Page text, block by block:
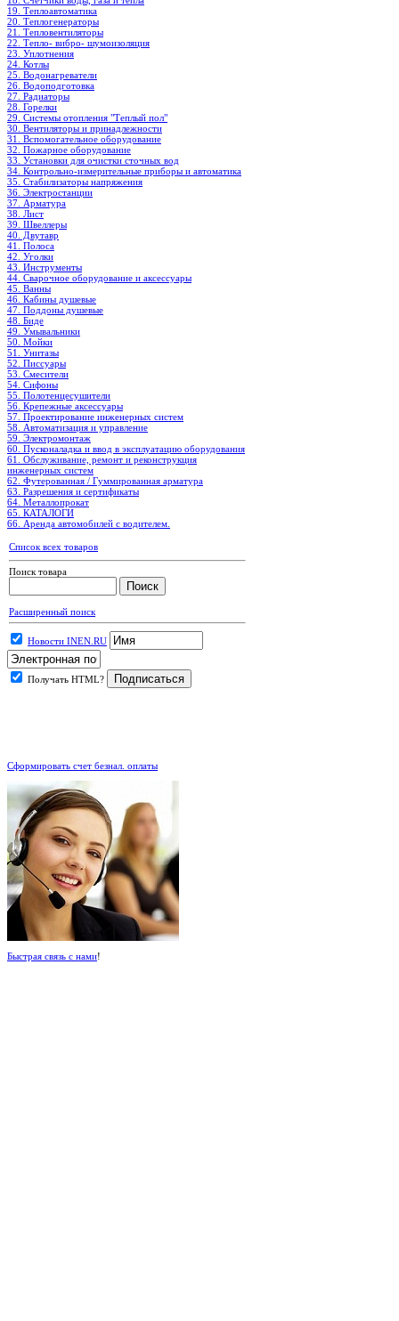
19. Теплоавтоматика
20. Теплогенераторы
21. Тепловентиляторы
22. Тепло- вибро- шумоизоляция
23. Уплотнения
24. Котлы
25. Водонагреватели
26. Водоподготовка
27. Радиаторы
28. Горелки
29. Системы отопления "Теплый пол"
30. Вентиляторы и принадлежности
31. Вспомогательное оборудование
32. Пожарное оборудование
33. Установки для очистки сточных вод
34. Контрольно-измерительные приборы и автоматика
35. Стабилизаторы напряжения
36. Электростанции
37. Арматура
38. Лист
39. Швеллеры
40. Двутавр
41. Полоса
42. Уголки
43. Инструменты
44. Сварочное оборудование и аксессуары
45. Ванны
46. Кабины душевые
47. Поддоны душевые
48. Биде
49. Умывальники
50. Мойки
51. Унитазы
52. Писсуары
53. Смесители
54. Сифоны
55. Полотенцесушители
56. Крепежные аксессуары
57. Проектирование инженерных систем
58. Автоматизация и управление
59. Электромонтаж
60. Пусконаладка и ввод в эксплуатацию оборудования
61. Обслуживание, ремонт и реконструкция
инженерных систем
62. Футерованная / Гуммированная арматура
63. Разрешения и сертификаты
64. Металлопрокат
65. КАТАЛОГИ
66. Аренда автомобилей с водителем.
Список всех товаров
Поиск товара
Расширенный поиск
Новости INEN.RU
Получать HTML?
Сформировать счет безнал. оплаты
Быстрая связь с нами!